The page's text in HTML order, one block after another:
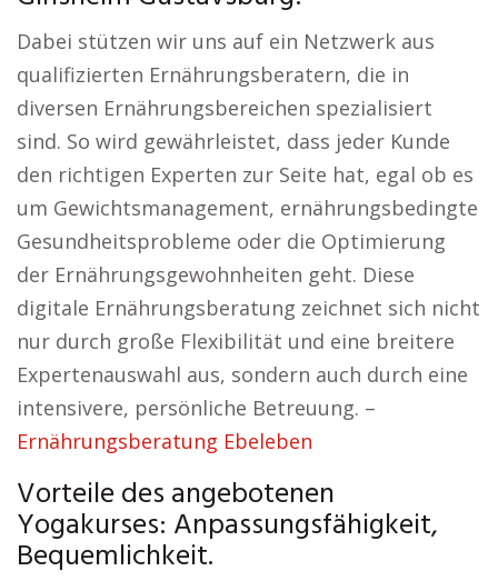
Dabei stützen wir uns auf ein Netzwerk aus
qualifizierten Ernährungsberatern, die in
diversen Ernährungsbereichen spezialisiert
sind. So wird gewährleistet, dass jeder Kunde
den richtigen Experten zur Seite hat, egal ob es
um Gewichtsmanagement, ernährungsbedingte
Gesundheitsprobleme oder die Optimierung
der Ernährungsgewohnheiten geht. Diese
digitale Ernährungsberatung zeichnet sich nicht
nur durch große Flexibilität und eine breitere
Expertenauswahl aus, sondern auch durch eine
intensivere, persönliche Betreuung. –
Ernährungsberatung Ebeleben
Vorteile des angebotenen
Yogakurses: Anpassungsfähigkeit,
Bequemlichkeit.